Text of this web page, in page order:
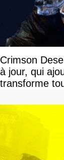
Crimson
à jour, qui
transforme